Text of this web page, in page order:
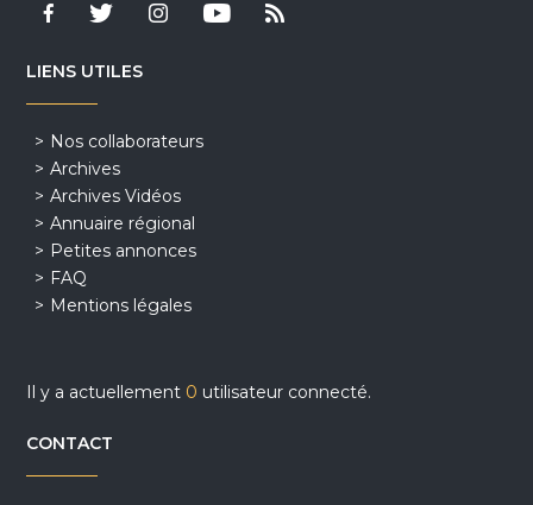
LIENS UTILES
Nos collaborateurs
Archives
Archives Vidéos
Annuaire régional
Petites annonces
FAQ
Mentions légales
Il y a actuellement 0 utilisateur connecté.
CONTACT